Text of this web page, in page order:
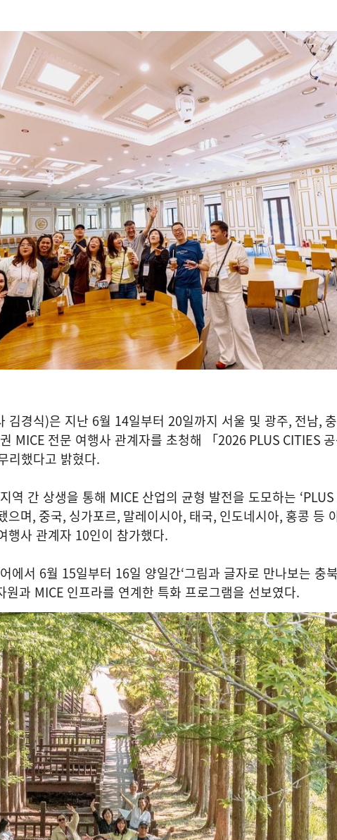
김경식)은 지난 6월 14일부터 20일까지 서울 및 광주, 전남,
MICE 전문 여행사 관계자를 초청해 「2026 PLUS CITIES
리했다고 밝혔다.
역 간 상생을 통해 MICE 산업의 균형 발전을 도모하는
으며, 중국, 싱가포르, 말레이시아, 태국, 인도네시아, 홍콩 등
행사 관계자 10인이 참가했다.
에서 6월 15일부터 16일 양일간‘그림과 글자로 만나보는 충북
원과 MICE 인프라를 연계한 특화 프로그램을 선보였다.